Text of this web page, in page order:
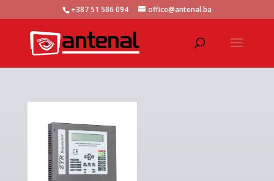
+387 51 586 094 office@antenal.ba